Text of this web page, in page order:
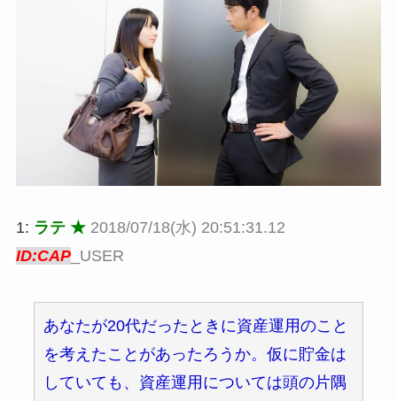
1: ラテ ★ 2018/07/18(水) 20:51:31.12
ID:CAP_USER
あなたが20代だったときに資産運用のこと
を考えたことがあったろうか。仮に貯金は
していても、資産運用については頭の片隅